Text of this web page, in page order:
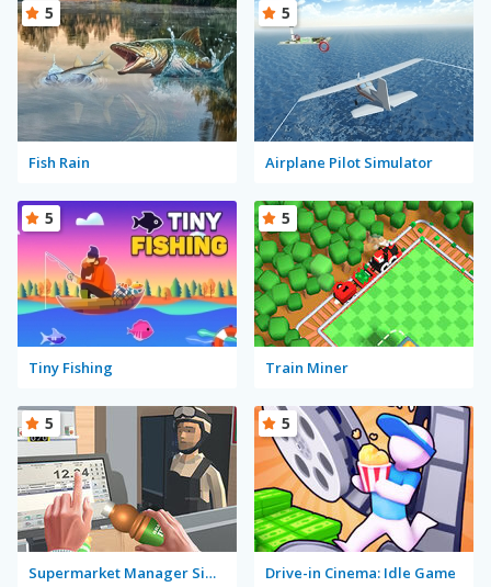
Fish Rain
5
Airplane Pilot Simulator
5
Tiny Fishing
5
Train Miner
5
Supermarket Manager Simulator
5
Drive-in Cinema: Idle Game
5